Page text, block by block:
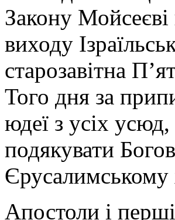
Закону Мойсеєві
виходу
старозавітна
Того дня за
юдеї з усіх
подякувати
Апостоли і